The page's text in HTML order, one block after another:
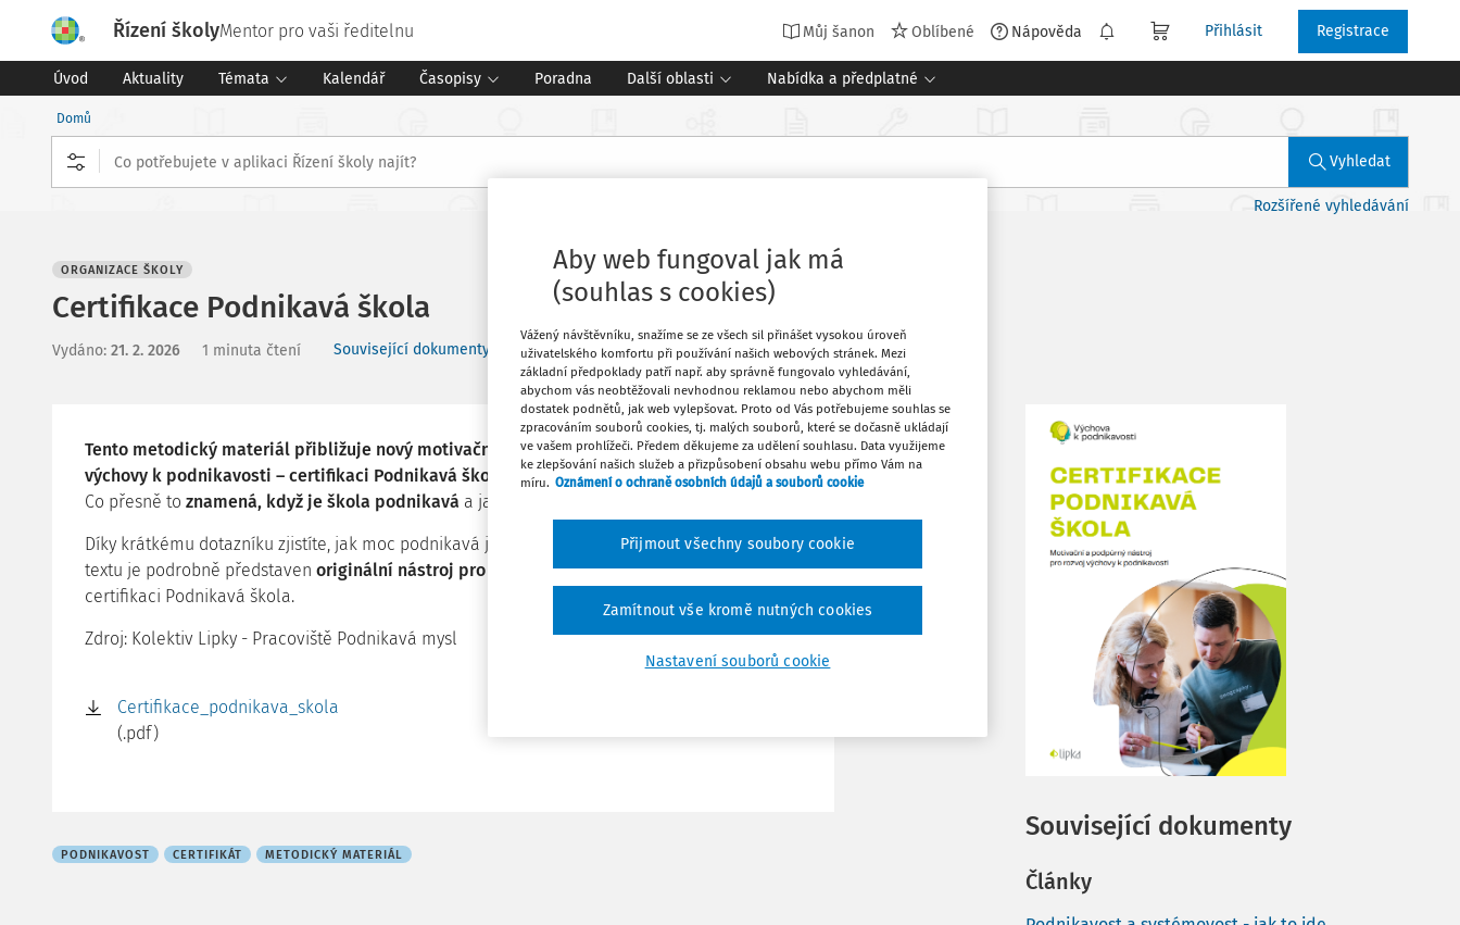
Řízení školyMentor pro vaši ředitelnu Můj šanon Oblíbené Nápověda Přihlásit Registrace
Úvod Aktuality Témata Kalendář Časopisy Poradna Další oblasti Nabídka a předplatné
Domů
Vyhledat
Rozšířené vyhledávání
ORGANIZACE ŠKOLY
Certifikace Podnikavá škola
Vydáno: 21. 2. 2026 1 minuta čtení Související dokumenty (9)
Tento metodický materiál přibližuje nový motivační a podpůrný nástroj pro rozvoj
výchovy k podnikavosti – certifikaci Podnikavá škola.
Co přesně to znamená, když je škola podnikavá a jaké jsou poté její výhody?
Díky krátkému dotazníku zjistíte, jak moc podnikavá je právě vaše škola. Ve druhé polovině
textu je podrobně představen originální nástroj pro rozvoj výchovy k podnikavosti–
certifikaci Podnikavá škola.
Zdroj: Kolektiv Lipky - Pracoviště Podnikavá mysl
Certifikace_podnikava_skola
(.pdf)
PODNIKAVOST CERTIFIKÁT METODICKÝ MATERIÁL
Oblíbené
Související dokumenty
Články
Aby web fungoval jak má
(souhlas s cookies)
Vážený návštěvníku, snažíme se ze všech sil přinášet vysokou úroveň
uživatelského komfortu při používání našich webových stránek. Mezi
základní předpoklady patří např. aby správně fungovalo vyhledávání,
abychom vás neobtěžovali nevhodnou reklamou nebo abychom měli
dostatek podnětů, jak web vylepšovat. Proto od Vás potřebujeme souhlas se
zpracováním souborů cookies, tj. malých souborů, které se dočasně ukládají
ve vašem prohlížeči. Předem děkujeme za udělení souhlasu. Data využijeme
ke zlepšování našich služeb a přizpůsobení obsahu webu přímo Vám na
míru. Oznámení o ochraně osobních údajů a souborů cookie
Nastavení souborů cookie
Zamítnout vše kromě nutných cookies
Přijmout všechny soubory cookie